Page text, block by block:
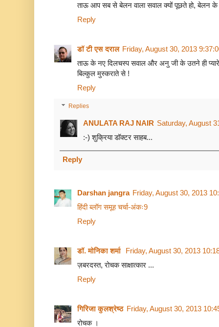
ताऊ आप सब से बेलन वाला सवाल क्यों पूछते हो, बेलन के
Reply
डॉ टी एस दराल Friday, August 30, 2013
ताऊ के नए दिलचस्प सवाल और अनु जी के उतने ही
बिल्कुल मुस्कराते से !
Reply
Replies
ANULATA RAJ NAIR Saturday, August
:-) शुक्रिया डॉक्टर साहब...
Reply
Darshan jangra Friday, August 30, 2013
हिंदी ब्लॉग समूह चर्चा-अंकः9
Reply
डॉ. मोनिका शर्मा Friday, August 30, 2013
ज़बरदस्त, रोचक साक्षात्कार ...
Reply
गिरिजा कुलश्रेष्ठ Friday, August 30, 2013
रोचक ।